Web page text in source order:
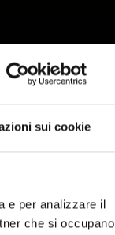
sui cookie
e per analizzare il
che si occupano